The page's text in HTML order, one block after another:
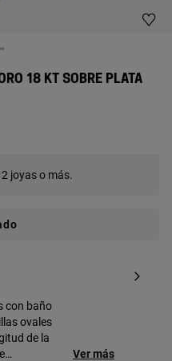
18 KT SOBRE PLATA
joyas o más.
con baño
ovales
de la
Ver más